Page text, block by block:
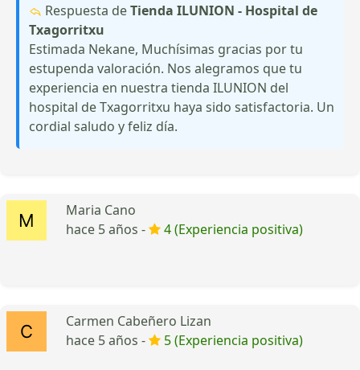
Respuesta deTienda ILUNION - Hospital de
Txagorritxu
Estimada Nekane, Muchísimas gracias por tu
estupenda valoración. Nos alegramos que tu
experiencia en nuestra tienda ILUNION del
hospital de Txagorritxu haya sido satisfactoria. Un
cordial saludo y feliz día.
Maria Cano
hace 5 años -
4 (Experiencia positiva)
Carmen Cabeñero Lizan
hace 5 años -
5 (Experiencia positiva)